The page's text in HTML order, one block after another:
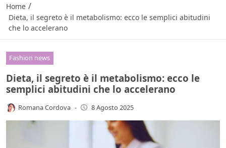
Home /
Dieta, il segreto è il metabolismo: ecco le semplici abitudini
che lo accelerano
Fashion news
Dieta, il segreto è il metabolismo: ecco le
semplici abitudini che lo accelerano
Romana Cordova - 8 Agosto 2025